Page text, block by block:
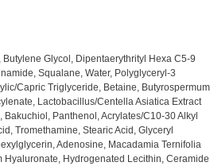
Glycol, Dipentaerythrityl Hexa C5-9
Squalane, Water, Polyglyceryl-3
Capric Triglyceride, Betaine, Butyrospermum
Lactobacillus/Centella Asiatica Extract
Bakuchiol, Panthenol, Acrylates/C10-30 Alkyl
Tromethamine, Stearic Acid, Glyceryl
Adenosine, Macadamia Ternifolia
Hyaluronate, Hydrogenated Lecithin, Ceramide